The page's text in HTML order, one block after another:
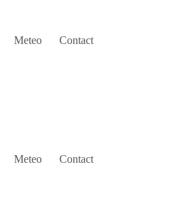
Meteo Contact
Meteo Contact